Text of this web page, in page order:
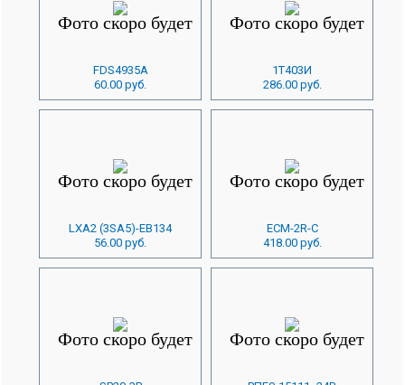
FDS4935A
60.00 руб.
1Т403И
286.00 руб.
LXA2 (3SA5)-EB134
56.00 руб.
ECM-2R-C
418.00 руб.